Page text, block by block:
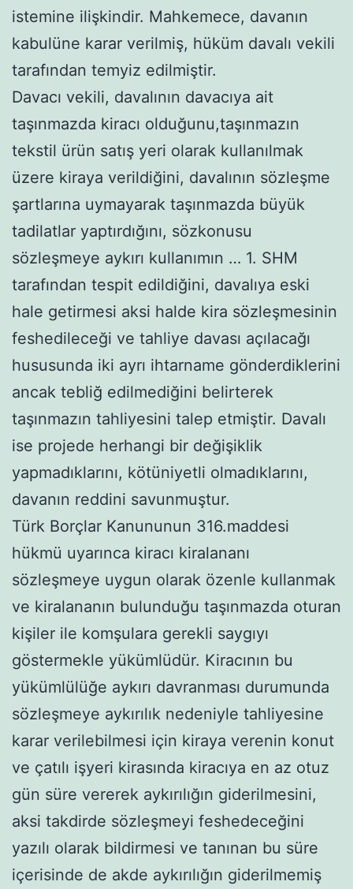
istemine ilişkindir. Mahkemece, davanın
kabulüne karar verilmiş, hüküm davalı vekili
tarafından temyiz edilmiştir.
Davacı vekili, davalının davacıya ait
taşınmazda kiracı olduğunu,taşınmazın
tekstil ürün satış yeri olarak kullanılmak
üzere kiraya verildiğini, davalının sözleşme
şartlarına uymayarak taşınmazda büyük
tadilatlar yaptırdığını, sözkonusu
sözleşmeye aykırı kullanımın … 1. SHM
tarafından tespit edildiğini, davalıya eski
hale getirmesi aksi halde kira sözleşmesinin
feshedileceği ve tahliye davası açılacağı
hususunda iki ayrı ihtarname gönderdiklerini
ancak tebliğ edilmediğini belirterek
taşınmazın tahliyesini talep etmiştir. Davalı
ise projede herhangi bir değişiklik
yapmadıklarını, kötüniyetli olmadıklarını,
davanın reddini savunmuştur.
Türk Borçlar Kanununun 316.maddesi
hükmü uyarınca kiracı kiralananı
sözleşmeye uygun olarak özenle kullanmak
ve kiralananın bulunduğu taşınmazda oturan
kişiler ile komşulara gerekli saygıyı
göstermekle yükümlüdür. Kiracının bu
yükümlülüğe aykırı davranması durumunda
sözleşmeye aykırılık nedeniyle tahliyesine
karar verilebilmesi için kiraya verenin konut
ve çatılı işyeri kirasında kiracıya en az otuz
gün süre vererek aykırılığın giderilmesini,
aksi takdirde sözleşmeyi feshedeceğini
yazılı olarak bildirmesi ve tanınan bu süre
içerisinde de akde aykırılığın giderilmemiş